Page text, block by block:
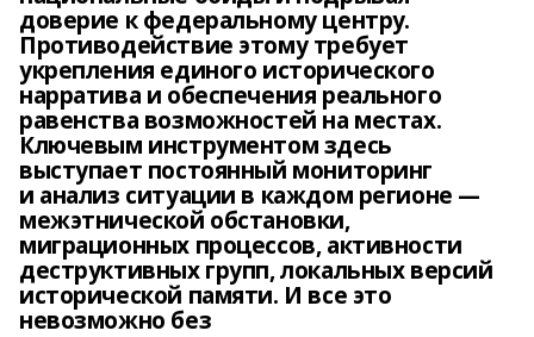
доверие к федеральному центру.
Противодействие этому требует
укрепления единого исторического
нарратива и обеспечения реального
равенства возможностей на местах.
Ключевым инструментом здесь
выступает постоянный мониторинг
и анализ ситуации в каждом регионе —
межэтнической обстановки,
миграционных процессов, активности
деструктивных групп, локальных версий
исторической памяти. И все это
невозможно без